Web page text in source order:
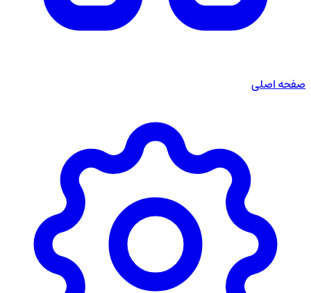
صفحه اصلی